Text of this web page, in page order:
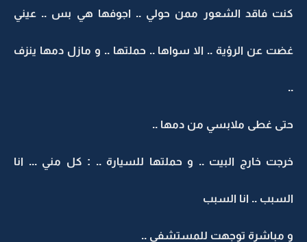
كنت فاقد الشعور ممن حولي .. اجوفها هي بس .. عيني
غضت عن الرؤية .. الا سواها .. حملتها .. و مازل دمها ينزف
..
حتى غطى ملابسي من دمها ..
خرجت خارج البيت .. و حملتها للسيارة .. : كل مني ... انا
السبب .. انا السبب
و مباشرة توجهت للمستشفى ..